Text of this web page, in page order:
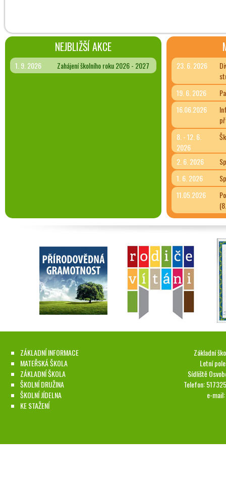
NEJBLIŽŠÍ AKCE
1. 9. 2026 Zahájení školního roku 2026 - 2027 23. 6. 2026
19. 6. 2026
16.06.2026
8. - 12. 6.
2026
2. 6. 2026
1. 6. 2026
11.05.2026
ZÁKLADNÍ INFORMACE
MATEŘSKÁ ŠKOLA
ZÁKLADNÍ ŠKOLA
ŠKOLNÍ DRUŽINA
ŠKOLNÍ JÍDELNA
KE STAŽENÍ
Základní
Letní
Sídliště
Telefon:
e-mail: